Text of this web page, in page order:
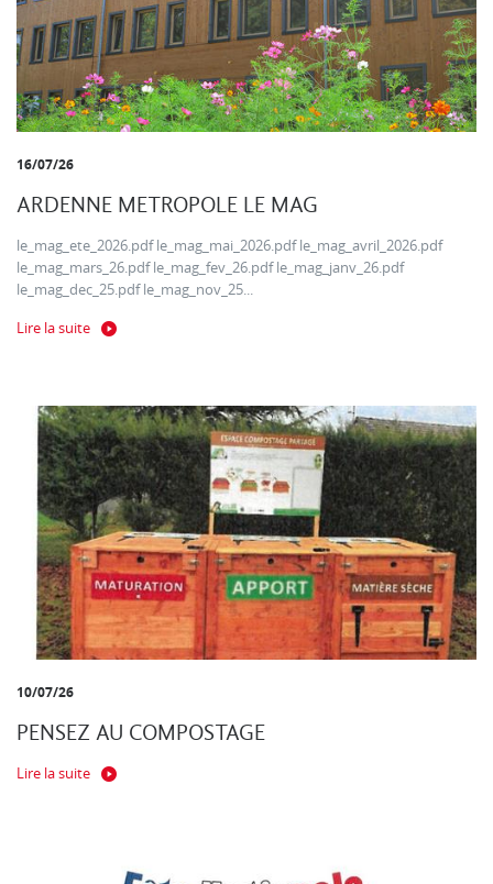
16/07/26
ARDENNE METROPOLE LE MAG
le_mag_ete_2026.pdf le_mag_mai_2026.pdf le_mag_avril_2026.pdf
le_mag_mars_26.pdf le_mag_fev_26.pdf le_mag_janv_26.pdf
le_mag_dec_25.pdf le_mag_nov_25...
Lire la suite
10/07/26
PENSEZ AU COMPOSTAGE
Lire la suite